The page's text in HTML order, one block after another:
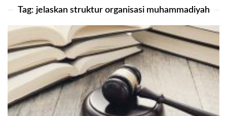
Tag: jelaskan struktur organisasi muhammadiyah